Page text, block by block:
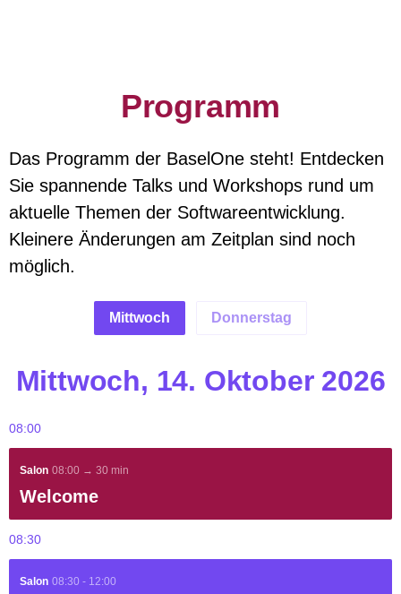
Programm
Das Programm der BaselOne steht! Entdecken
Sie spannende Talks und Workshops rund um
aktuelle Themen der Softwareentwicklung.
Kleinere Änderungen am Zeitplan sind noch
möglich.
Mittwoch Donnerstag
Mittwoch, 14. Oktober 2026
08:00
Salon 08:00 → 30 min
Welcome
08:30
Salon 08:30 - 12:00